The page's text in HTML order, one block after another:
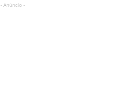
- Anúncio -